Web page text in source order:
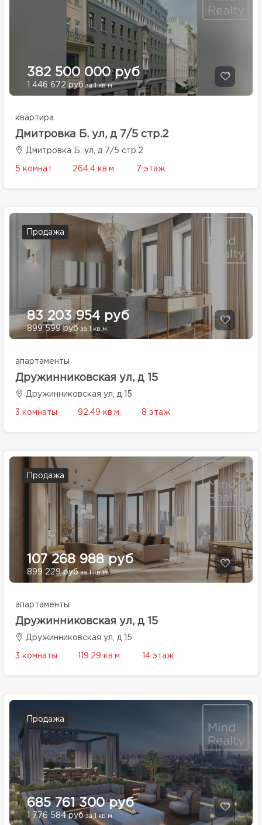
382 500 000 руб
1 446 672 руб за 1 кв.м.
квартира
Дмитровка Б. ул, д 7/5 стр.2
Дмитровка Б. ул, д 7/5 стр.2
5 комнат 264.4 кв.м. 7 этаж
Продажа
83 203 954 руб
899 599 руб за 1 кв.м.
апартаменты
Дружинниковская ул, д 15
Дружинниковская ул, д 15
3 комнаты 92.49 кв.м. 8 этаж
Продажа
107 268 988 руб
899 229 рубза 1 кв.м.
апартаменты
Дружинниковская ул, д 15
Дружинниковская ул, д 15
3 комнаты 119.29 кв.м. 14 этаж
Продажа
685 761 300 руб
1 776 584 руб за 1 кв.м.